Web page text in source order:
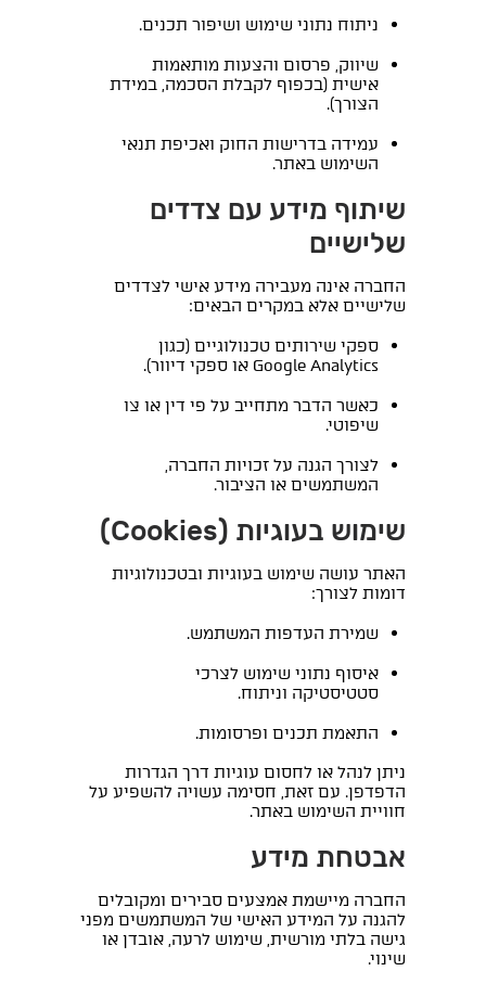
ניתוח נתוני שימוש ושיפור תכנים.
שיווק, פרסום והצעות מותאמות
אישית (בכפוף לקבלת הסכמה, במידת
הצורך).
עמידה בדרישות החוק ואכיפת תנאי
השימוש באתר.
שיתוף מידע עם צדדים
שלישיים
החברה אינה מעבירה מידע אישי לצדדים
שלישיים אלא במקרים הבאים:
ספקי שירותים טכנולוגיים (כגון
Google Analytics או ספקי דיוור).
כאשר הדבר מתחייב על פי דין או צו
שיפוטי.
לצורך הגנה על זכויות החברה,
המשתמשים או הציבור.
שימוש בעוגיות (Cookies)
האתר עושה שימוש בעוגיות ובטכנולוגיות
דומות לצורך:
שמירת העדפות המשתמש.
איסוף נתוני שימוש לצרכי
סטטיסטיקה וניתוח.
התאמת תכנים ופרסומות.
ניתן לנהל או לחסום עוגיות דרך הגדרות
הדפדפן. עם זאת, חסימה עשויה להשפיע על
חוויית השימוש באתר.
אבטחת מידע
החברה מיישמת אמצעים סבירים ומקובלים
להגנה על המידע האישי של המשתמשים מפני
גישה בלתי מורשית, שימוש לרעה, אובדן או
שינוי.